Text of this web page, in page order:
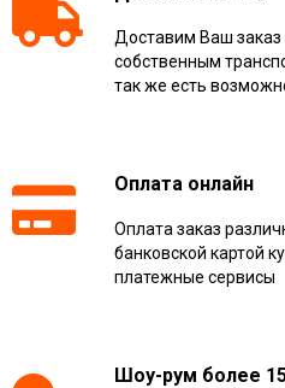
Доставим Ваш заказ
собственным
так же есть
Оплата онлайн
Оплата заказ
банковской картой
платежные сервисы
Шоу-рум более